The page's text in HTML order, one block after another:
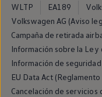
Ya sean
para el
alfombrillas,
gama de
tuyos dentro
cuidar de tu
WLTP
EA189
Volkswagen AG (Aviso
Campaña de retirada
Información sobre la Ley
Información de
EU Data Act
Cancelación de servicios